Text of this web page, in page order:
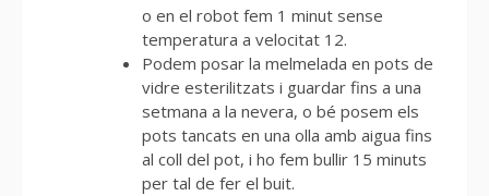
o en el robot fem 1 minut sense
temperatura a velocitat 12.
Podem posar la melmelada en pots de
vidre esterilitzats i guardar fins a una
setmana a la nevera, o bé posem els
pots tancats en una olla amb aigua fins
al coll del pot, i ho fem bullir 15 minuts
per tal de fer el buit.